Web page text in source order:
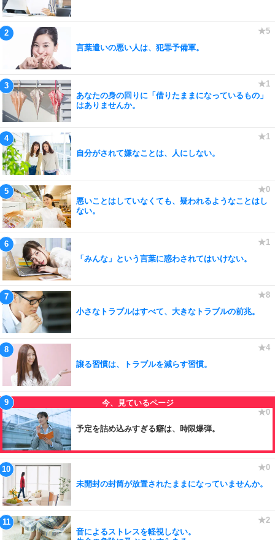
言葉遣いの悪い人は、犯罪予備軍。
あなたの身の回りに「借りたままになっているもの」
はありませんか。
自分がされて嫌なことは、人にしない。
悪いことはしていなくても、疑われるようなことはし
ない。
「みんな」という言葉に惑わされてはいけない。
小さなトラブルはすべて、大きなトラブルの前兆。
譲る習慣は、トラブルを減らす習慣。
予定を詰め込みすぎる癖は、時限爆弾。
未開封の封筒が放置されたままになっていませんか。
音によるストレスを軽視しない。